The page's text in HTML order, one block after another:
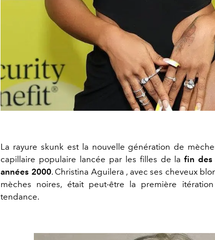
La rayure skunk est la nouvelle génération de
capillaire populaire lancée par les filles de lafin des
années 2000. Christina Aguilera , avec ses cheveux
mèches noires, était peut-être la première
tendance.